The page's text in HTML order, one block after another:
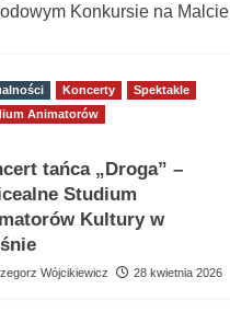
Konkursie na Malcie
Koncerty
Spektakle
Animatorów
tańca „Droga” –
Studium
Kultury w
Wójcikiewicz 28 kwietnia 2026